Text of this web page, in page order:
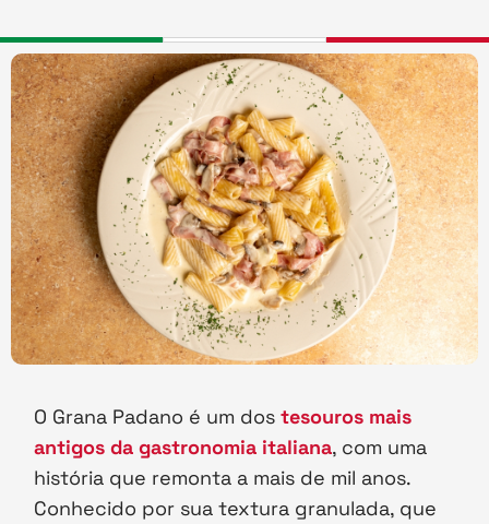
O Grana Padano é um dostesouros mais
antigos da gastronomia italiana, com uma
história que remonta a mais de mil anos.
Conhecido por sua textura granulada, que